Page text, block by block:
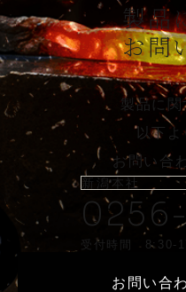
製品
お問
製品に関
以下よ
お問い合
新潟本社
0256-
受付時間 8:30-
お問い合